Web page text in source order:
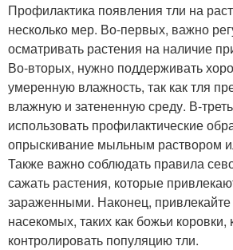
Профилактика появления тли на
несколько мер. Во-первых, важно
осматривать растения на наличие
Во-вторых, нужно поддерживать
умеренную влажность, так как тля
влажную и затененную среду. В-
использовать профилактические
опрыскивание мыльным раствором
Также важно соблюдать правила
сажать растения, которые
зараженными. Наконец,
насекомых, таких как божьи коровки,
контролировать популяцию тли.